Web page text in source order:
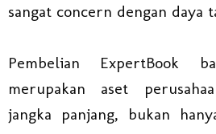
sangat concern dengan daya
Pembelian ExpertBook
merupakan aset
jangka panjang, bukan